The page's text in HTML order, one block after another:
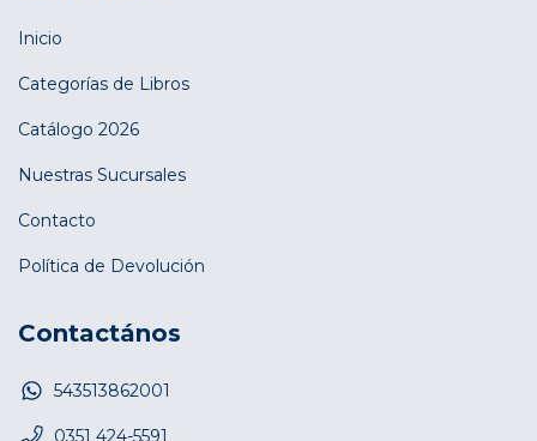
Inicio
Categorías de Libros
Catálogo 2026
Nuestras Sucursales
Contacto
Política de Devolución
Contactános
543513862001
0351 424-5591